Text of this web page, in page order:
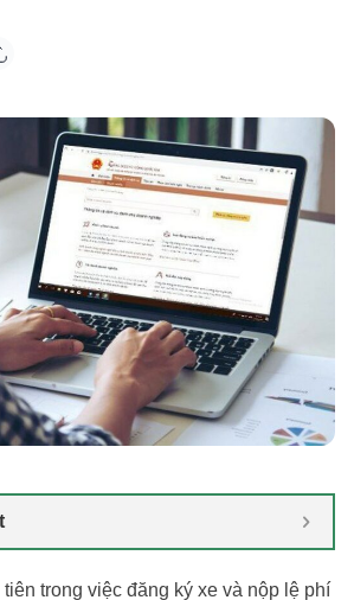
tiên trong việc đăng ký xe và nộp lệ phí